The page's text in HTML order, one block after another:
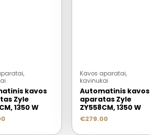
kavos
Zyle
1350 W
Kavos aparatai,
kavinukai
Automatinis kavos
aparatas Zyle
ZY558CM, 1350 W
€279.00